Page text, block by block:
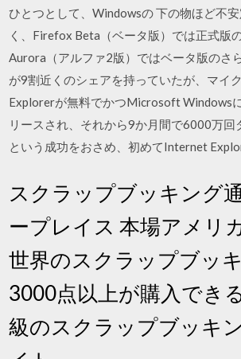
ひとつとして、Windowsの 下の物ほど不
く、Firefox Beta（ベータ版）では正式版
Aurora（アルファ2版）ではベータ版のさ
が9割近くのシェアを持っていたが、マイ
Explorerが無料でかつMicrosoft Windows
リースされ、それから9か月間で6000万回
という成功をおさめ、初めてInternet
スクラップブッキング
ープレイス 本場アメリ
世界のスクラップブッ
3000点以上が購入でき
級のスクラップブッキ